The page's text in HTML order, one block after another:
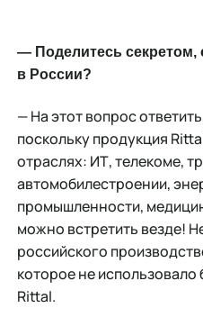
— Поделитесь секретом,
в России?
— На этот вопрос
поскольку продукция
отраслях: ИТ, телекоме,
автомобилестроении,
промышленности,
можно встретить везде!
российского
которое не
Rittal.